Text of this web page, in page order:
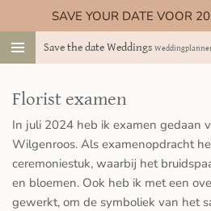
direct
naar
hoofdinhoud
Save the date Weddings
SAVE YOUR DATE VOOR
Florist examen
In juli 2024 heb ik examen gedaan
Wilgenroos. Als examenopdracht
ceremoniestuk, waarbij het
en bloemen. Ook heb ik met een
gewerkt, om de symboliek van het